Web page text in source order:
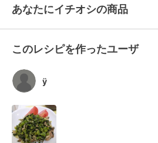
あなたにイチオシの商品
このレシピを作ったユーザ
ÿ